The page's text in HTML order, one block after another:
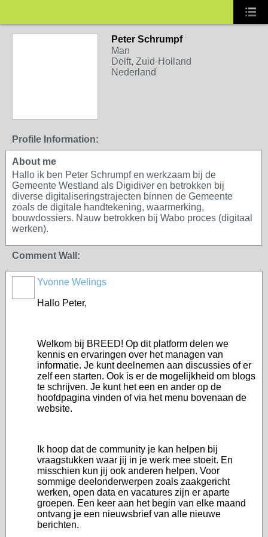
Peter Schrumpf
Man
Delft, Zuid-Holland
Nederland
Profile Information:
About me
Hallo ik ben Peter Schrumpf en werkzaam bij de
Gemeente Westland als Digidiver en betrokken bij
diverse digitaliseringstrajecten binnen de Gemeente
zoals de digitale handtekening, waarmerking,
bouwdossiers. Nauw betrokken bij Wabo proces (digitaal
werken).
Comment Wall:
Yvonne Welings
Hallo Peter,
Welkom bij BREED! Op dit platform delen we
kennis en ervaringen over het managen van
informatie. Je kunt deelnemen aan discussies of er
zelf een starten. Ook is er de mogelijkheid om blogs
te schrijven. Je kunt het een en ander op de
hoofdpagina vinden of via het menu bovenaan de
website.
Ik hoop dat de community je kan helpen bij
vraagstukken waar jij in je werk mee stoeit. En
misschien kun jij ook anderen helpen. Voor
sommige deelonderwerpen zoals zaakgericht
werken, open data en vacatures zijn er aparte
groepen. Een keer aan het begin van elke maand
ontvang je een nieuwsbrief van alle nieuwe
berichten.